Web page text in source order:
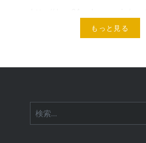
ージのスライダーの左右に小
並べて、明暗のフィルターを
に画像の配置も乱数で毎回位
もっと見る
索: